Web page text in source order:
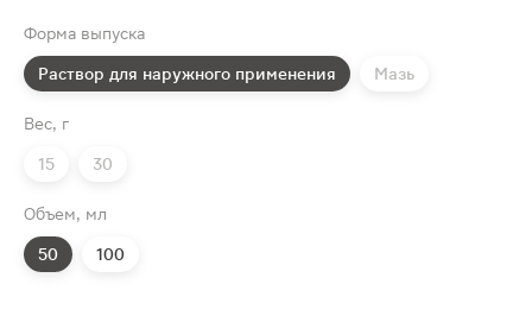
Форма выпуска
Раствор для наружного применения Мазь
Вес, г
15 30
Объем, мл
50 100